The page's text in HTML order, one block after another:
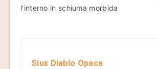
l’interno in schiuma morbida
Siux Diablo Opaca